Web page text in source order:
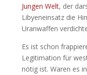
Jungen Welt, der
Libyeneinsatz die
Uranwaffen
Es ist schon
Legitimation für
nötig ist. Waren es